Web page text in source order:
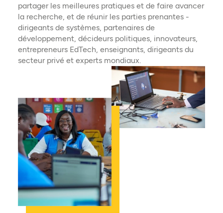
partager les meilleures pratiques et de faire avancer
la recherche, et de réunir les parties prenantes -
dirigeants de systèmes, partenaires de
développement, décideurs politiques, innovateurs,
entrepreneurs EdTech, enseignants, dirigeants du
secteur privé et experts mondiaux.